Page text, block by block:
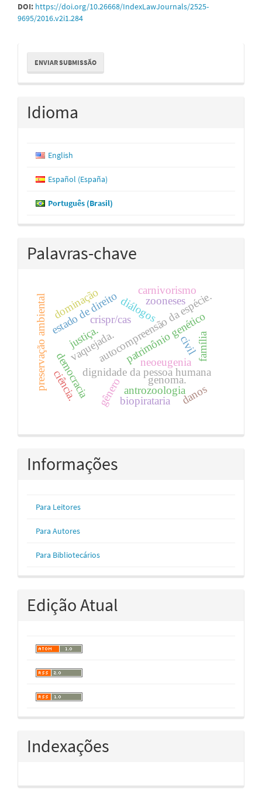
DOI: https://doi.org/10.26668/IndexLawJournals/2525-
9695/2016.v2i1.284
Enviar
Submissão
ENVIAR SUBMISSÃO
Idioma
English
Español (España)
Português (Brasil)
Palavras-chave
dignidade da pessoa humana
democracia
preservação ambiental genoma.
crispr/cas
autocompreensão da espécie.
patrimônio genético
neoeugenia
vaquejada.
estado de direitodiálogos
justiça.
gênero
família
antrozoologia
biopirataria
danos
civil
ciência.
carnivorismo
dominação zooneses
Informações
Para Leitores
Para Autores
Para Bibliotecários
Edição Atual
Indexações